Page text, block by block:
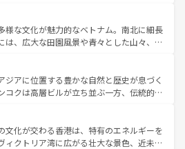
判のスイーツなど、バラエティ豊かな料理
が味わえる。 なお、新着の台湾情報は コンテンツ一覧を参
延ばせば四季折々の自然美を楽しむことが
、キムチや焼肉、絶品のストリートフード
な韓国料理が待っている。夜には、韓国な
ながら、韓国の多彩な魅力を心ゆくまで味
わってみてほしい。 なお、新着の韓国情報はコンテンツ一
しい。
様な文化が魅力的なベトナム。南北に細長
は、広大な田園風景や青々とした山々、世
に伝統が息づく。ハノイの古い町並みやホ
ランス統治時代の建物も、独特の雰囲気を
。また、バラエティの豊かさとおいしさで
バインミー、ベトナムコーヒーなどは、ぜ
たい。どの地域を訪れてもあたたかい人々
てくれるので、きっと忘れられない旅にな
ジアに位置する豊かな自然と歴史が息づく
コクは高層ビルが立ち並ぶ一方、伝統的な
ている。北部ではチェンマイなどの山岳地
合い、南部ではプーケットやクラビの美し
ート気分を楽しむことができる。タイ料理
文化が交わる香港は、特有のエネルギーを
ィクトリア湾に広がる壮大な景色、近未来